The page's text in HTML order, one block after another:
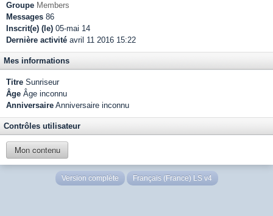
Groupe Members
Messages 86
Inscrit(e) (le) 05-mai 14
Dernière activité avril 11 2016 15:22
Mes informations
Titre Sunriseur
Âge Âge inconnu
Anniversaire Anniversaire inconnu
Contrôles utilisateur
Mon contenu
Version complète Français (France) LS v4